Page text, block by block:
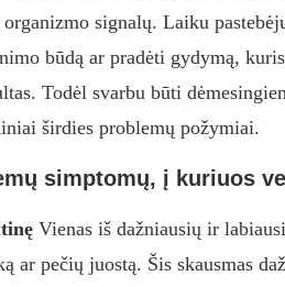
signalų. Laiku
būdą ar pradėti gydymą,
Todėl svarbu būti
širdies problemų požymiai.
simptomų, į kuriuos
Vienas iš dažniausių ir
ar pečių juostą. Šis skausmas